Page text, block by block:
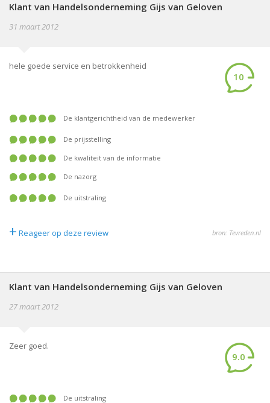
Klant van Handelsonderneming Gijs van Geloven
31 maart 2012
hele goede service en betrokkenheid
10
De klantgerichtheid van de medewerker
De prijsstelling
De kwaliteit van de informatie
De nazorg
De uitstraling
+ Reageer op deze review bron: Tevreden.nl
Klant van Handelsonderneming Gijs van Geloven
27 maart 2012
Zeer goed.
9.0
De uitstraling